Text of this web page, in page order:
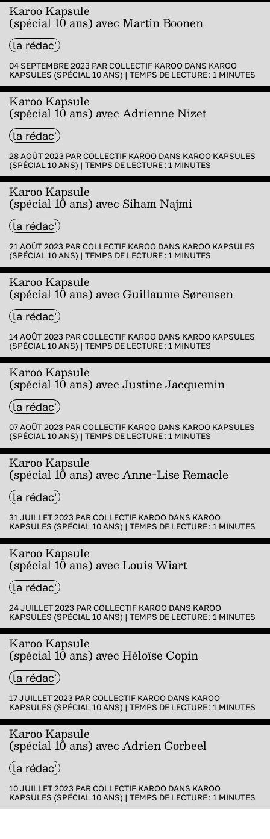
Karoo Kapsule
(spécial 10 ans) avec Martin Boonen
la rédac'
04 SEPTEMBRE 2023 PARCOLLECTIF KAROO DANS KAROO
KAPSULES (SPÉCIAL 10 ANS) | TEMPS DE LECTURE : 1 MINUTES
Karoo Kapsule
(spécial 10 ans) avec Adrienne Nizet
la rédac'
28 AOÛT 2023 PARCOLLECTIF KAROO DANS KAROO KAPSULES
(SPÉCIAL 10 ANS) | TEMPS DE LECTURE : 1 MINUTES
Karoo Kapsule
(spécial 10 ans) avec Siham Najmi
la rédac'
21 AOÛT 2023 PARCOLLECTIF KAROO DANS KAROO KAPSULES
(SPÉCIAL 10 ANS) | TEMPS DE LECTURE : 1 MINUTES
Karoo Kapsule
(spécial 10 ans) avec Guillaume Sørensen
la rédac'
14 AOÛT 2023 PARCOLLECTIF KAROO DANS KAROO KAPSULES
(SPÉCIAL 10 ANS) | TEMPS DE LECTURE : 1 MINUTES
Karoo Kapsule
(spécial 10 ans) avec Justine Jacquemin
la rédac'
07 AOÛT 2023 PARCOLLECTIF KAROO DANS KAROO KAPSULES
(SPÉCIAL 10 ANS) | TEMPS DE LECTURE : 1 MINUTES
Karoo Kapsule
(spécial 10 ans) avec Anne-Lise Remacle
la rédac'
31 JUILLET 2023 PARCOLLECTIF KAROO DANS KAROO
KAPSULES (SPÉCIAL 10 ANS) | TEMPS DE LECTURE : 1 MINUTES
Karoo Kapsule
(spécial 10 ans) avec Louis Wiart
la rédac'
24 JUILLET 2023 PARCOLLECTIF KAROO DANS KAROO
KAPSULES (SPÉCIAL 10 ANS) | TEMPS DE LECTURE : 1 MINUTES
Karoo Kapsule
(spécial 10 ans) avec Héloïse Copin
la rédac'
17 JUILLET 2023 PARCOLLECTIF KAROO DANS KAROO
KAPSULES (SPÉCIAL 10 ANS) | TEMPS DE LECTURE : 1 MINUTES
Karoo Kapsule
(spécial 10 ans) avec Adrien Corbeel
la rédac'
10 JUILLET 2023 PARCOLLECTIF KAROO DANS KAROO
KAPSULES (SPÉCIAL 10 ANS) | TEMPS DE LECTURE : 1 MINUTES